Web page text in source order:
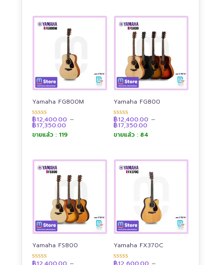
Yamaha FG800M
ให้คะแนน
4.90
ตั้งแต่ 1-5
คะแนน
฿12,400.00 –
฿17,350.00Price
range:
฿12,400.00
ขายแล้ว : 119
Yamaha FG800
ให้คะแนน
4.89
ตั้งแต่ 1-5
คะแนน
฿12,400.00 –
฿17,350.00Price
range:
฿12,400.00
ขายแล้ว : 84
Yamaha FS800
ให้คะแนน
฿12,400.00 –
Yamaha FX370C
ให้คะแนน
฿12,600.00 –